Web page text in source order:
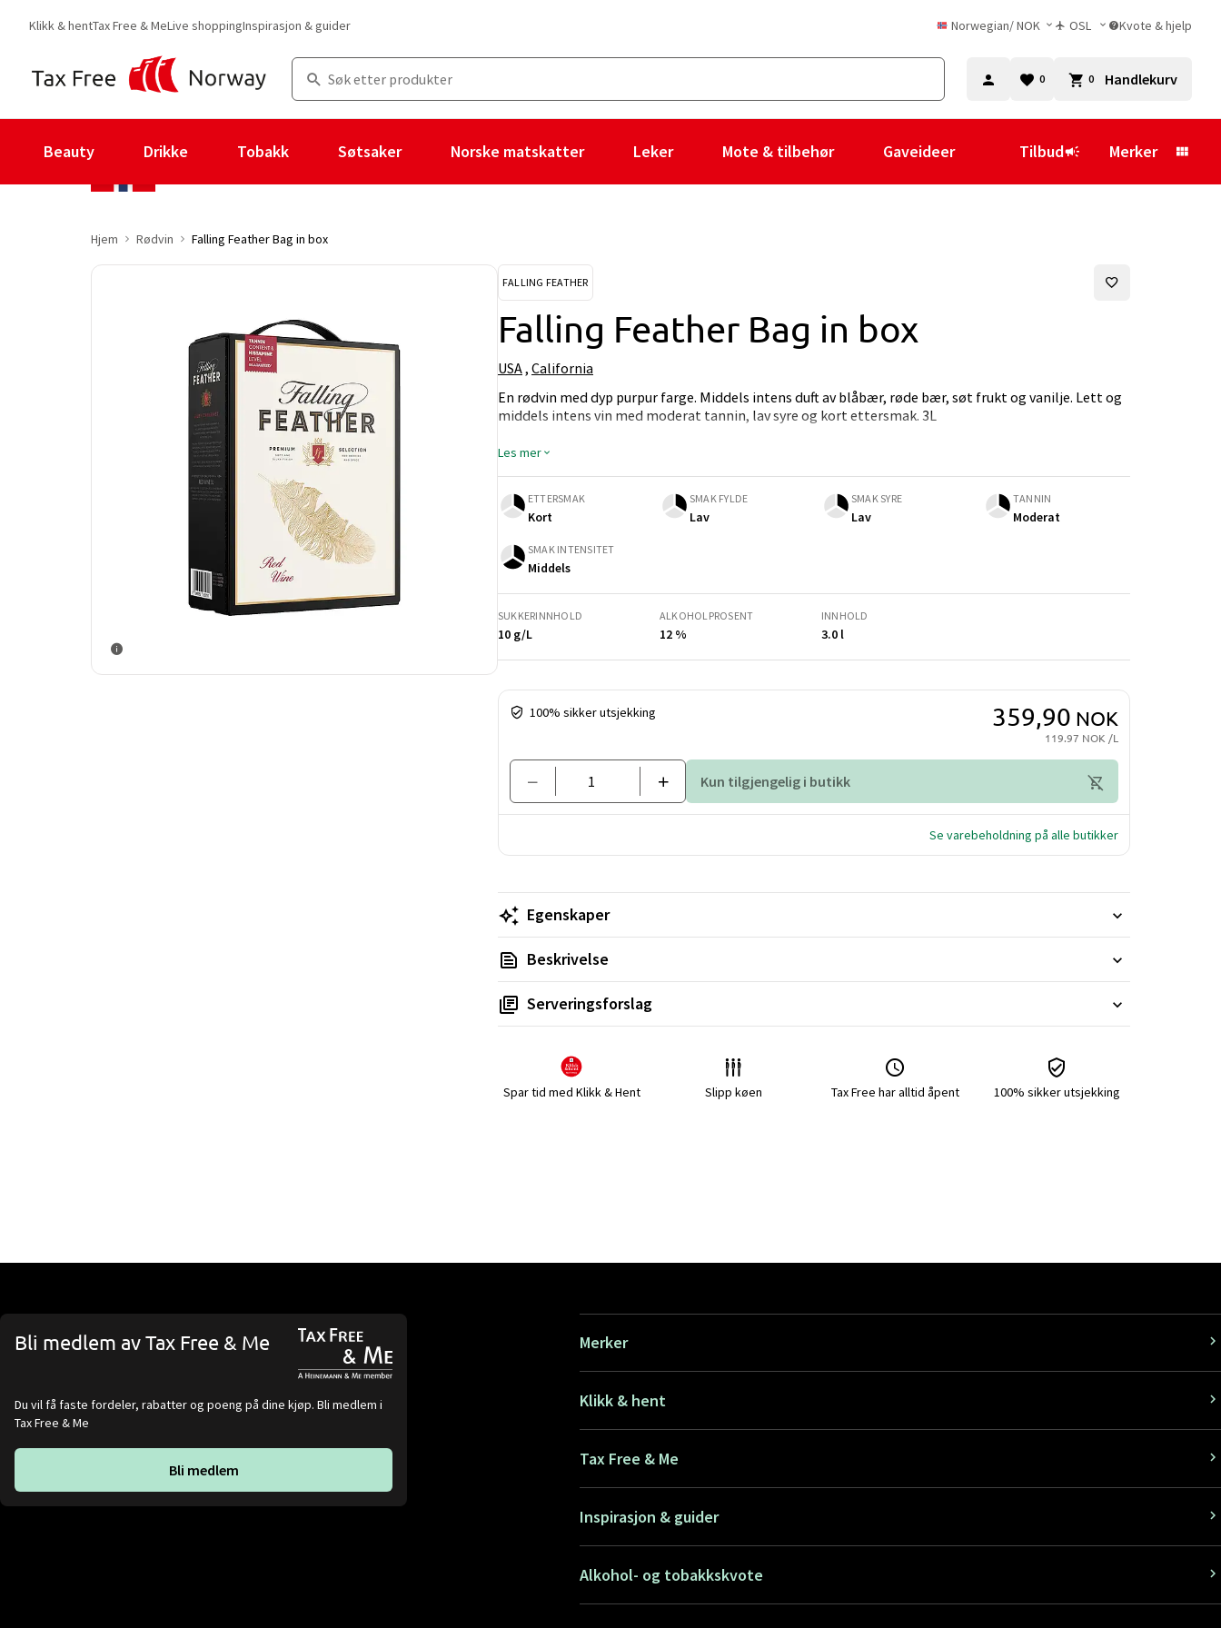
Klikk & hentTax Free & MeLive shoppingInspirasjon & guider Norwegian/NOK OSL Kvote & hjelp
0 0 Handlekurv
Beauty Drikke Tobakk Søtsaker Norske matskatter Leker Mote & tilbehør Gaveideer Tilbud Merker
Hjem Rødvin Falling Feather Bag in box
FALLING FEATHER
Falling Feather Bag in box
USA, California
En rødvin med dyp purpur farge. Middels intens duft av blåbær, røde bær, søt frukt og vanilje. Lett og
middels intens vin med moderat tannin, lav syre og kort ettersmak. 3L
Les mer
ETTERSMAK
Kort
SMAK FYLDE
Lav
SMAK SYRE
Lav
TANNIN
Moderat
SMAK INTENSITET
Middels
SUKKERINNHOLD
10 g/L
ALKOHOLPROSENT
12 %
INNHOLD
3.0 l
Pris og mengde
100% sikker utsjekking 359,90 NOK
119.97 NOK /L
Kun tilgjengelig i butikk
Se varebeholdning på alle butikker
Egenskaper
Beskrivelse
Serveringsforslag
Spar tid med Klikk & Hent Slipp køen Tax Free har alltid åpent 100% sikker utsjekking
Bli medlem av Tax Free & Me
Du vil få faste fordeler, rabatter og poeng på dine kjøp. Bli medlem i
Tax Free & Me
Bli medlem
Merker
Klikk & hent
Tax Free & Me
Inspirasjon & guider
Alkohol- og tobakkskvote